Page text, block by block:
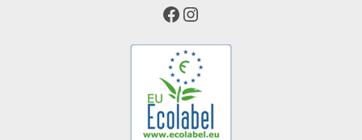
Facebook
Instagram